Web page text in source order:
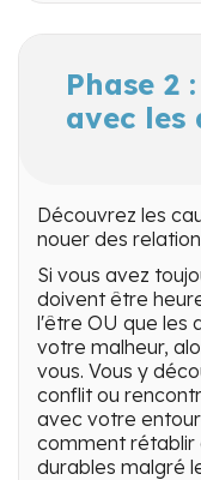
Phase 2
avec les
Découvrez les
nouer des
Si vous avez
doivent être
l'être OU que les
votre malheur,
vous. Vous y
conflit ou
avec votre
comment rétablir
durables malgré